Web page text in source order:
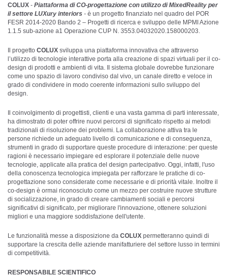
COLUX - Piattaforma di CO-progettazione con utilizzo di MixedReality per
il settore LUXury interiors - è un progetto finanziato nel quadro del POR
FESR 2014-2020 Bando 2 – Progetti di ricerca e sviluppo delle MPMI Azione
1.1.5 sub-azione a1 Operazione CUP N. 3553.04032020.158000203.
Il progetto COLUX sviluppa una piattaforma innovativa che attraverso
l’utilizzo di tecnologie interattive porta alla creazione di spazi virtuali per il co-
design di prodotti e ambienti di vita. Il sistema globale dovrebbe funzionare
come uno spazio di lavoro condiviso dal vivo, un canale diretto e veloce in
grado di condividere in modo coerente informazioni sullo sviluppo del
design.
Il coinvolgimento di progettisti, clienti e una vasta gamma di parti interessate,
ha dimostrato di poter offrire nuovi percorsi di significato rispetto ai metodi
tradizionali di risoluzione dei problemi. La collaborazione attiva tra le
persone richiede un adeguato livello di comunicazione e di conseguenza,
strumenti in grado di supportare queste procedure di interazione: per queste
ragioni è necessario impiegare ed esplorare il potenziale delle nuove
tecnologie, applicate alla pratica del design partecipativo. Oggi, infatti, l'uso
della conoscenza tecnologica impiegata per rafforzare le pratiche di co-
progettazione sono considerate come necessarie e di priorità vitale. Inoltre il
co-design è ormai riconosciuto come un mezzo per costruire nuove strutture
di socializzazione, in grado di creare cambiamenti sociali e percorsi
significativi di significato, per migliorare l'innovazione, ottenere soluzioni
migliori e una maggiore soddisfazione dell'utente.
Le funzionalità messe a disposizione da COLUX permetteranno quindi di
supportare la crescita delle aziende manifatturiere del settore lusso in termini
di competitività.
RESPONSABILE SCIENTIFICO